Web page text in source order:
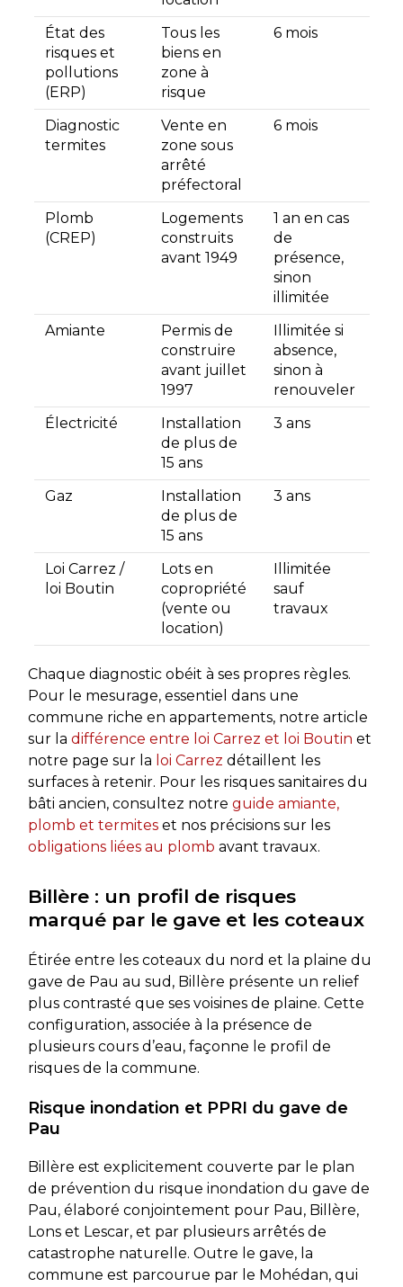
État des
risques et
pollutions
(ERP)
Tous les
biens en
zone à
risque
6 mois
Diagnostic
termites
Vente en
zone sous
arrêté
préfectoral
6 mois
Plomb
(CREP)
Logements
construits
avant 1949
1 an en cas
de
présence,
sinon
illimitée
Amiante
Permis de
construire
avant juillet
1997
Illimitée si
absence,
sinon à
renouveler
Électricité
Installation
de plus de
15 ans
3 ans
Gaz
Installation
de plus de
15 ans
3 ans
Loi Carrez /
loi Boutin
Lots en
copropriété
(vente ou
location)
Illimitée
sauf
travaux
Chaque diagnostic obéit à ses propres règles.
Pour le mesurage, essentiel dans une
commune riche en appartements, notre article
sur la différence entre loi Carrez et loi Boutin et
notre page sur la loi Carrez détaillent les
surfaces à retenir. Pour les risques sanitaires du
bâti ancien, consultez notre guide amiante,
plomb et termiteset nos précisions sur les
obligations liées au plomb avant travaux.
Billère : un profil de risques
marqué par le gave et les coteaux
Étirée entre les coteaux du nord et la plaine du
gave de Pau au sud, Billère présente un relief
plus contrasté que ses voisines de plaine. Cette
configuration, associée à la présence de
plusieurs cours d’eau, façonne le profil de
risques de la commune.
Risque inondation et PPRI du gave de
Pau
Billère est explicitement couverte par le plan
de prévention du risque inondation du gave de
Pau, élaboré conjointement pour Pau, Billère,
Lons et Lescar, et par plusieurs arrêtés de
catastrophe naturelle. Outre le gave, la
commune est parcourue par le Mohédan, qui